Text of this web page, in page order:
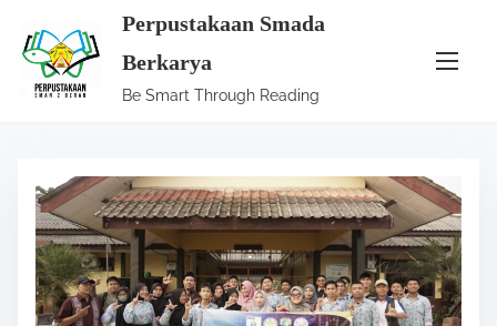
Perpustakaan Smada
Berkarya
Be Smart Through Reading